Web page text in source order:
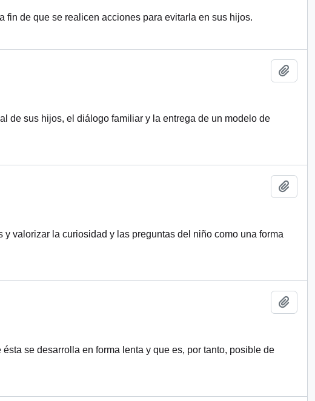
de que se realicen acciones para evitarla en sus hijos.
de sus hijos, el diálogo familiar y la entrega de un modelo de
valorizar la curiosidad y las preguntas del niño como una forma
se desarrolla en forma lenta y que es, por tanto, posible de